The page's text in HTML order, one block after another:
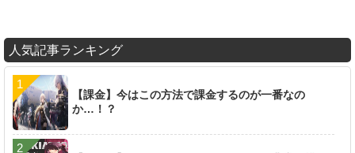
人気記事ランキング
【課金】今はこの方法で課金するのが一番なの
か…！？